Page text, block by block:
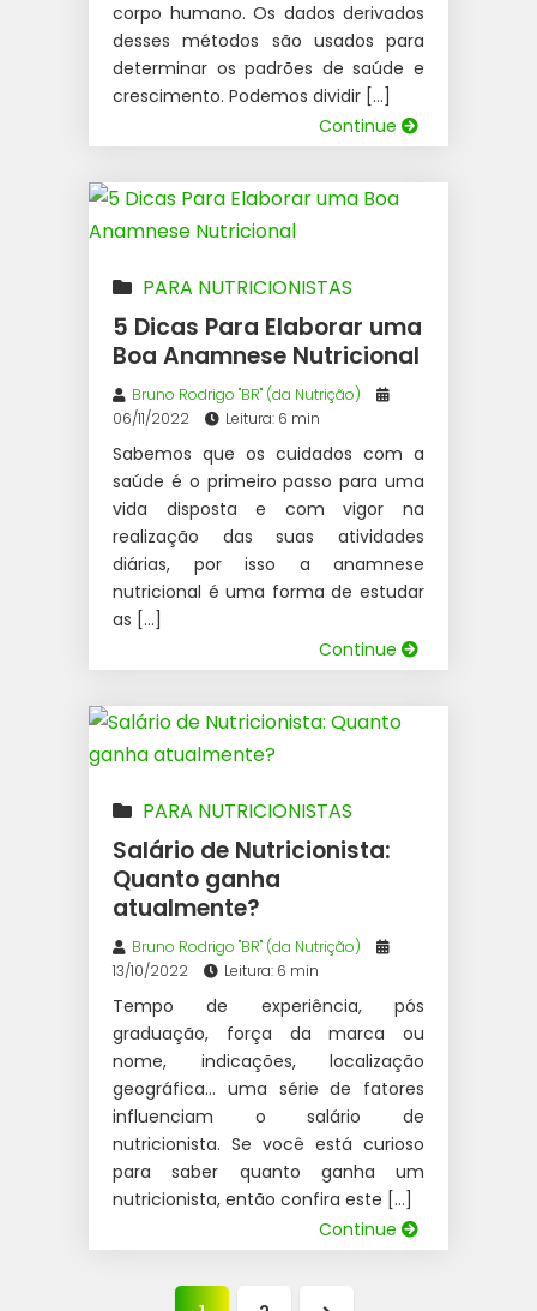
corpo humano. Os dados derivados
desses métodos são usados para
determinar os padrões de saúde e
crescimento. Podemos dividir […]
Continue
PARA NUTRICIONISTAS
5 Dicas Para Elaborar uma
Boa Anamnese Nutricional
Bruno Rodrigo "BR" (da Nutrição)
06/11/2022
Leitura: 6 min
Sabemos que os cuidados com a
saúde é o primeiro passo para uma
vida disposta e com vigor na
realização das suas atividades
diárias, por isso a anamnese
nutricional é uma forma de estudar
as […]
Continue
PARA NUTRICIONISTAS
Salário de Nutricionista:
Quanto ganha
atualmente?
Bruno Rodrigo "BR" (da Nutrição)
13/10/2022
Leitura: 6 min
Tempo de experiência, pós
graduação, força da marca ou
nome, indicações, localização
geográfica… uma série de fatores
influenciam o salário de
nutricionista. Se você está curioso
para saber quanto ganha um
nutricionista, então confira este […]
Continue